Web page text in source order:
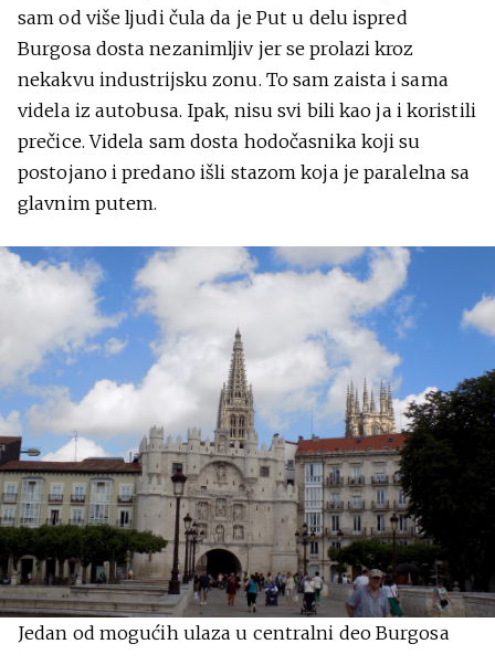
sam od više ljudi čula da je Put u delu ispred
Burgosa dosta nezanimljiv jer se prolazi kroz
nekakvu industrijsku zonu. To sam zaista i sama
videla iz autobusa. Ipak, nisu svi bili kao ja i koristili
prečice. Videla sam dosta hodočasnika koji su
postojano i predano išli stazom koja je paralelna sa
glavnim putem.
Jedan od mogućih ulaza u centralni deo Burgosa